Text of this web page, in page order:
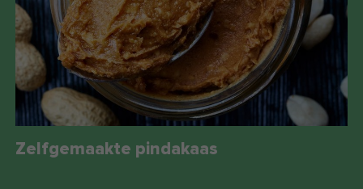
Zelf­ge­maak­te pin­da­kaas